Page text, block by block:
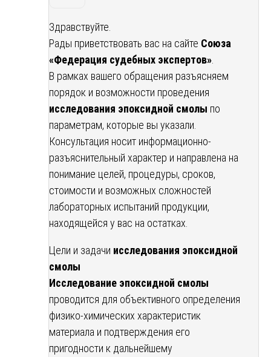
Здравствуйте.
Рады приветствовать вас на сайте Союза
«Федерация судебных экспертов»
В рамках вашего обращения разъясняем
порядок и возможности проведения
исследования эпоксидной смолы по
параметрам, которые вы указали.
Консультация носит информационно-
разъяснительный характер и направлена на
понимание целей, процедуры, сроков,
стоимости и возможных сложностей
лабораторных испытаний продукции,
находящейся у вас на остатках.
Цели и задачи исследования эпоксидной
смолы
Исследование эпоксидной смолы
проводится для объективного определения
физико-химических характеристик
материала и подтверждения его
пригодности к дальнейшему